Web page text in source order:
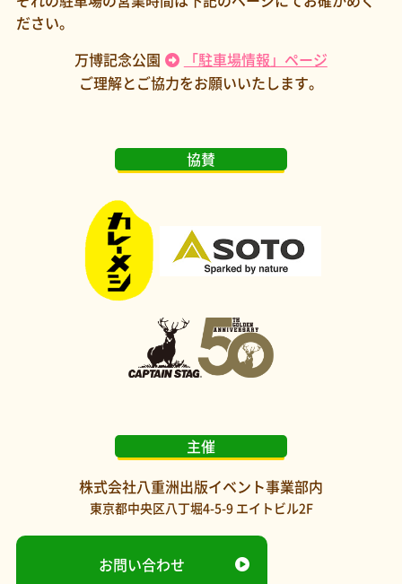
ださい。
万博記念公園
「駐車場情報」ページ
ご理解とご協力をお願いいたします。
協賛
主催
株式会社八重洲出版イベント事業部内
東京都中央区八丁堀4-5-9 エイトビル2F
お問い合わせ